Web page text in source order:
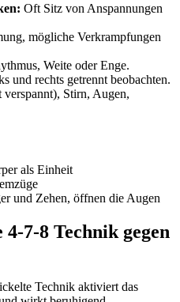
Oft Sitz von Anspannungen
mögliche Verkrampfungen
Weite oder Enge.
und rechts getrennt beobachten.
Stirn, Augen,
als Einheit
und Zehen, öffnen die Augen
7-8 Technik gegen
Technik aktiviert das